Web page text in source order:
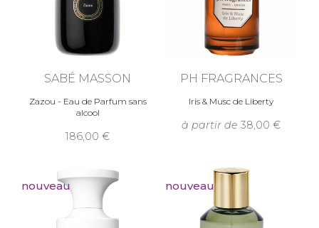
SABÉ MASSON
Zazou - Eau de Parfum sans
alcool
186,00
PH FRAGRANCES
Iris & Musc de Liberty
à partir de 38,00
nouveau nouveau